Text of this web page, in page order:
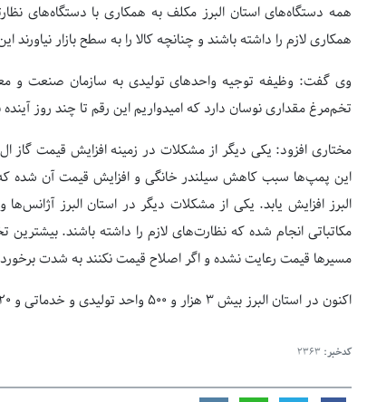
همه دستگاه‌های استان البرز مکلف به همکاری با دستگاه‌های
همکاری لازم را داشته باشند و چنانچه کالا را به سطح بازار
وی گفت: وظیفه توجیه واحدهای تولیدی به سازمان صنعت و
تخم‌مرغ مقداری نوسان دارد که امیدواریم این رقم تا چند روز
مختاری افزود: یکی دیگر از مشکلات در زمینه افزایش قیمت
این پمپ‌ها سبب کاهش سیلندر خانگی و افزایش قیمت آن شده
البرز افزایش یابد. یکی از مشکلات دیگر در استان البرز
مکاتباتی انجام شده که نظارت‌های لازم را داشته باشند.
مسیرها قیمت رعایت نشده و اگر اصلاح قیمت نکنند به شدت
اکنون در استان البرز بیش ۳ هزار و ۵۰۰ واحد تولیدی و خدماتی و ۱۲۰ هزار واحد صنفی فعالیت می کنند.
کدخبر: 2363